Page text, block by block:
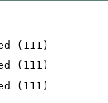
(111)
(111)
(111)